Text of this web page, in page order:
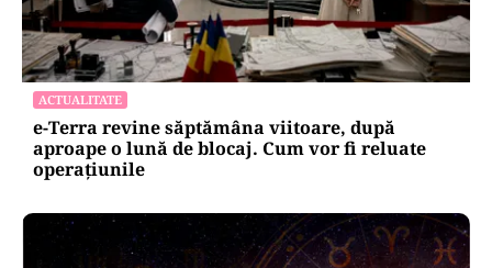
ACTUALITATE
e-Terra revine săptămâna viitoare, după
aproape o lună de blocaj. Cum vor fi reluate
operațiunile